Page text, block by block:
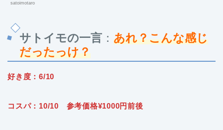
satoimotaro
サトイモの一言 ： あれ？こんな感じ
だったっけ？
好き度：6/10
コスパ：10/10 参考価格¥1000円前後